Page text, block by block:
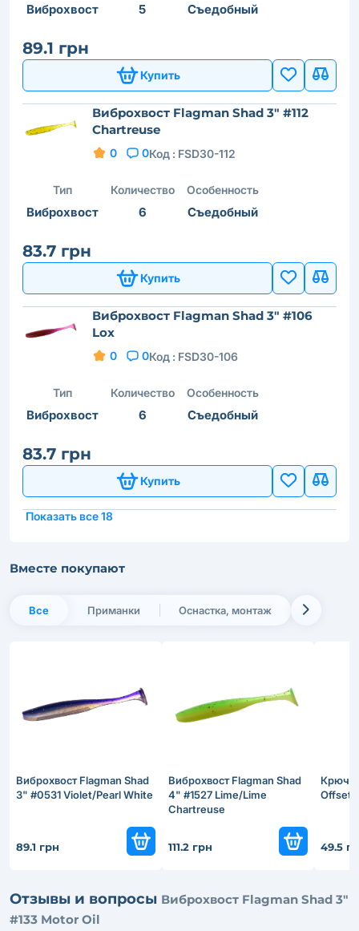
Виброхвост 5 Съедобный
89.1 грн
Купить
Виброхвост Flagman Shad 3" #112
Chartreuse
0 0Код : FSD30-112
Тип
Виброхвост
Количество
6
Особенность
Съедобный
83.7 грн
Купить
Виброхвост Flagman Shad 3" #106
Lox
0 0Код : FSD30-106
Тип
Виброхвост
Количество
6
Особенность
Съедобный
83.7 грн
Купить
Показать все 18
Вместе покупают
Все Приманки Оснастка, монтаж
Виброхвост Flagman Shad
3" #0531 Violet/Pearl White
89.1 грн
Виброхвост Flagman Shad
4" #1527 Lime/Lime
Chartreuse
111.2 грн
Offset
49.5
Отзывы и вопросы Виброхвост Flagman Shad 3"
#133 Motor Oil